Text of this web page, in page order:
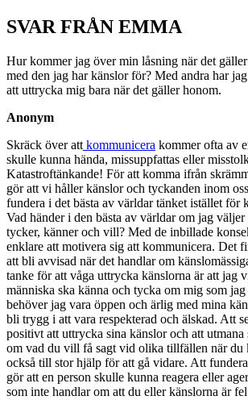
SVAR FRÅN EMMA
Hur kommer jag över min låsning när det
med den jag har känslor för? Med andra har
att uttrycka mig bara när det gäller honom.
Anonym
Skräck över att kommunicera kommer ofta av
skulle kunna hända, missuppfattas eller
Katastroftänkande! För att komma ifrån
gör att vi håller känslor och tyckanden inom
fundera i det bästa av världar tänket istället för
Vad händer i den bästa av världar om jag väljer
tycker, känner och vill? Med de inbillade
enklare att motivera sig att kommunicera. Det
att bli avvisad när det handlar om
tanke för att våga uttrycka känslorna är att jag
människa ska känna och tycka om mig som
behöver jag vara öppen och ärlig med mina
bli trygg i att vara respekterad och älskad. Att
positivt att uttrycka sina känslor och att utmana
om vad du vill få sagt vid olika tillfällen när du
också till stor hjälp för att gå vidare. Att
gör att en person skulle kunna reagera eller
som inte handlar om att du eller känslorna är